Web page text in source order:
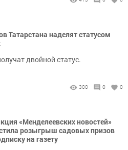
Татарстана наделят статусом
двойной статус.
300 0 0
«Менделеевских новостей»
розыгрыш садовых призов
на газету